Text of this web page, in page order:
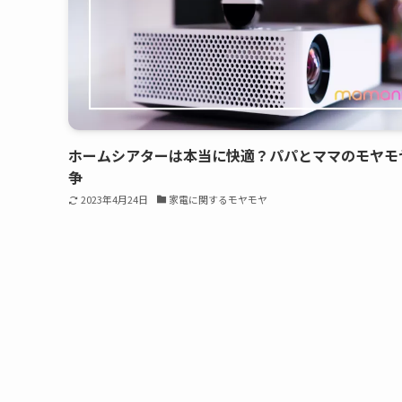
ホームシアターは本当に快適？パパとママのモヤ
争
2023年4月24日 家電に関するモヤモヤ